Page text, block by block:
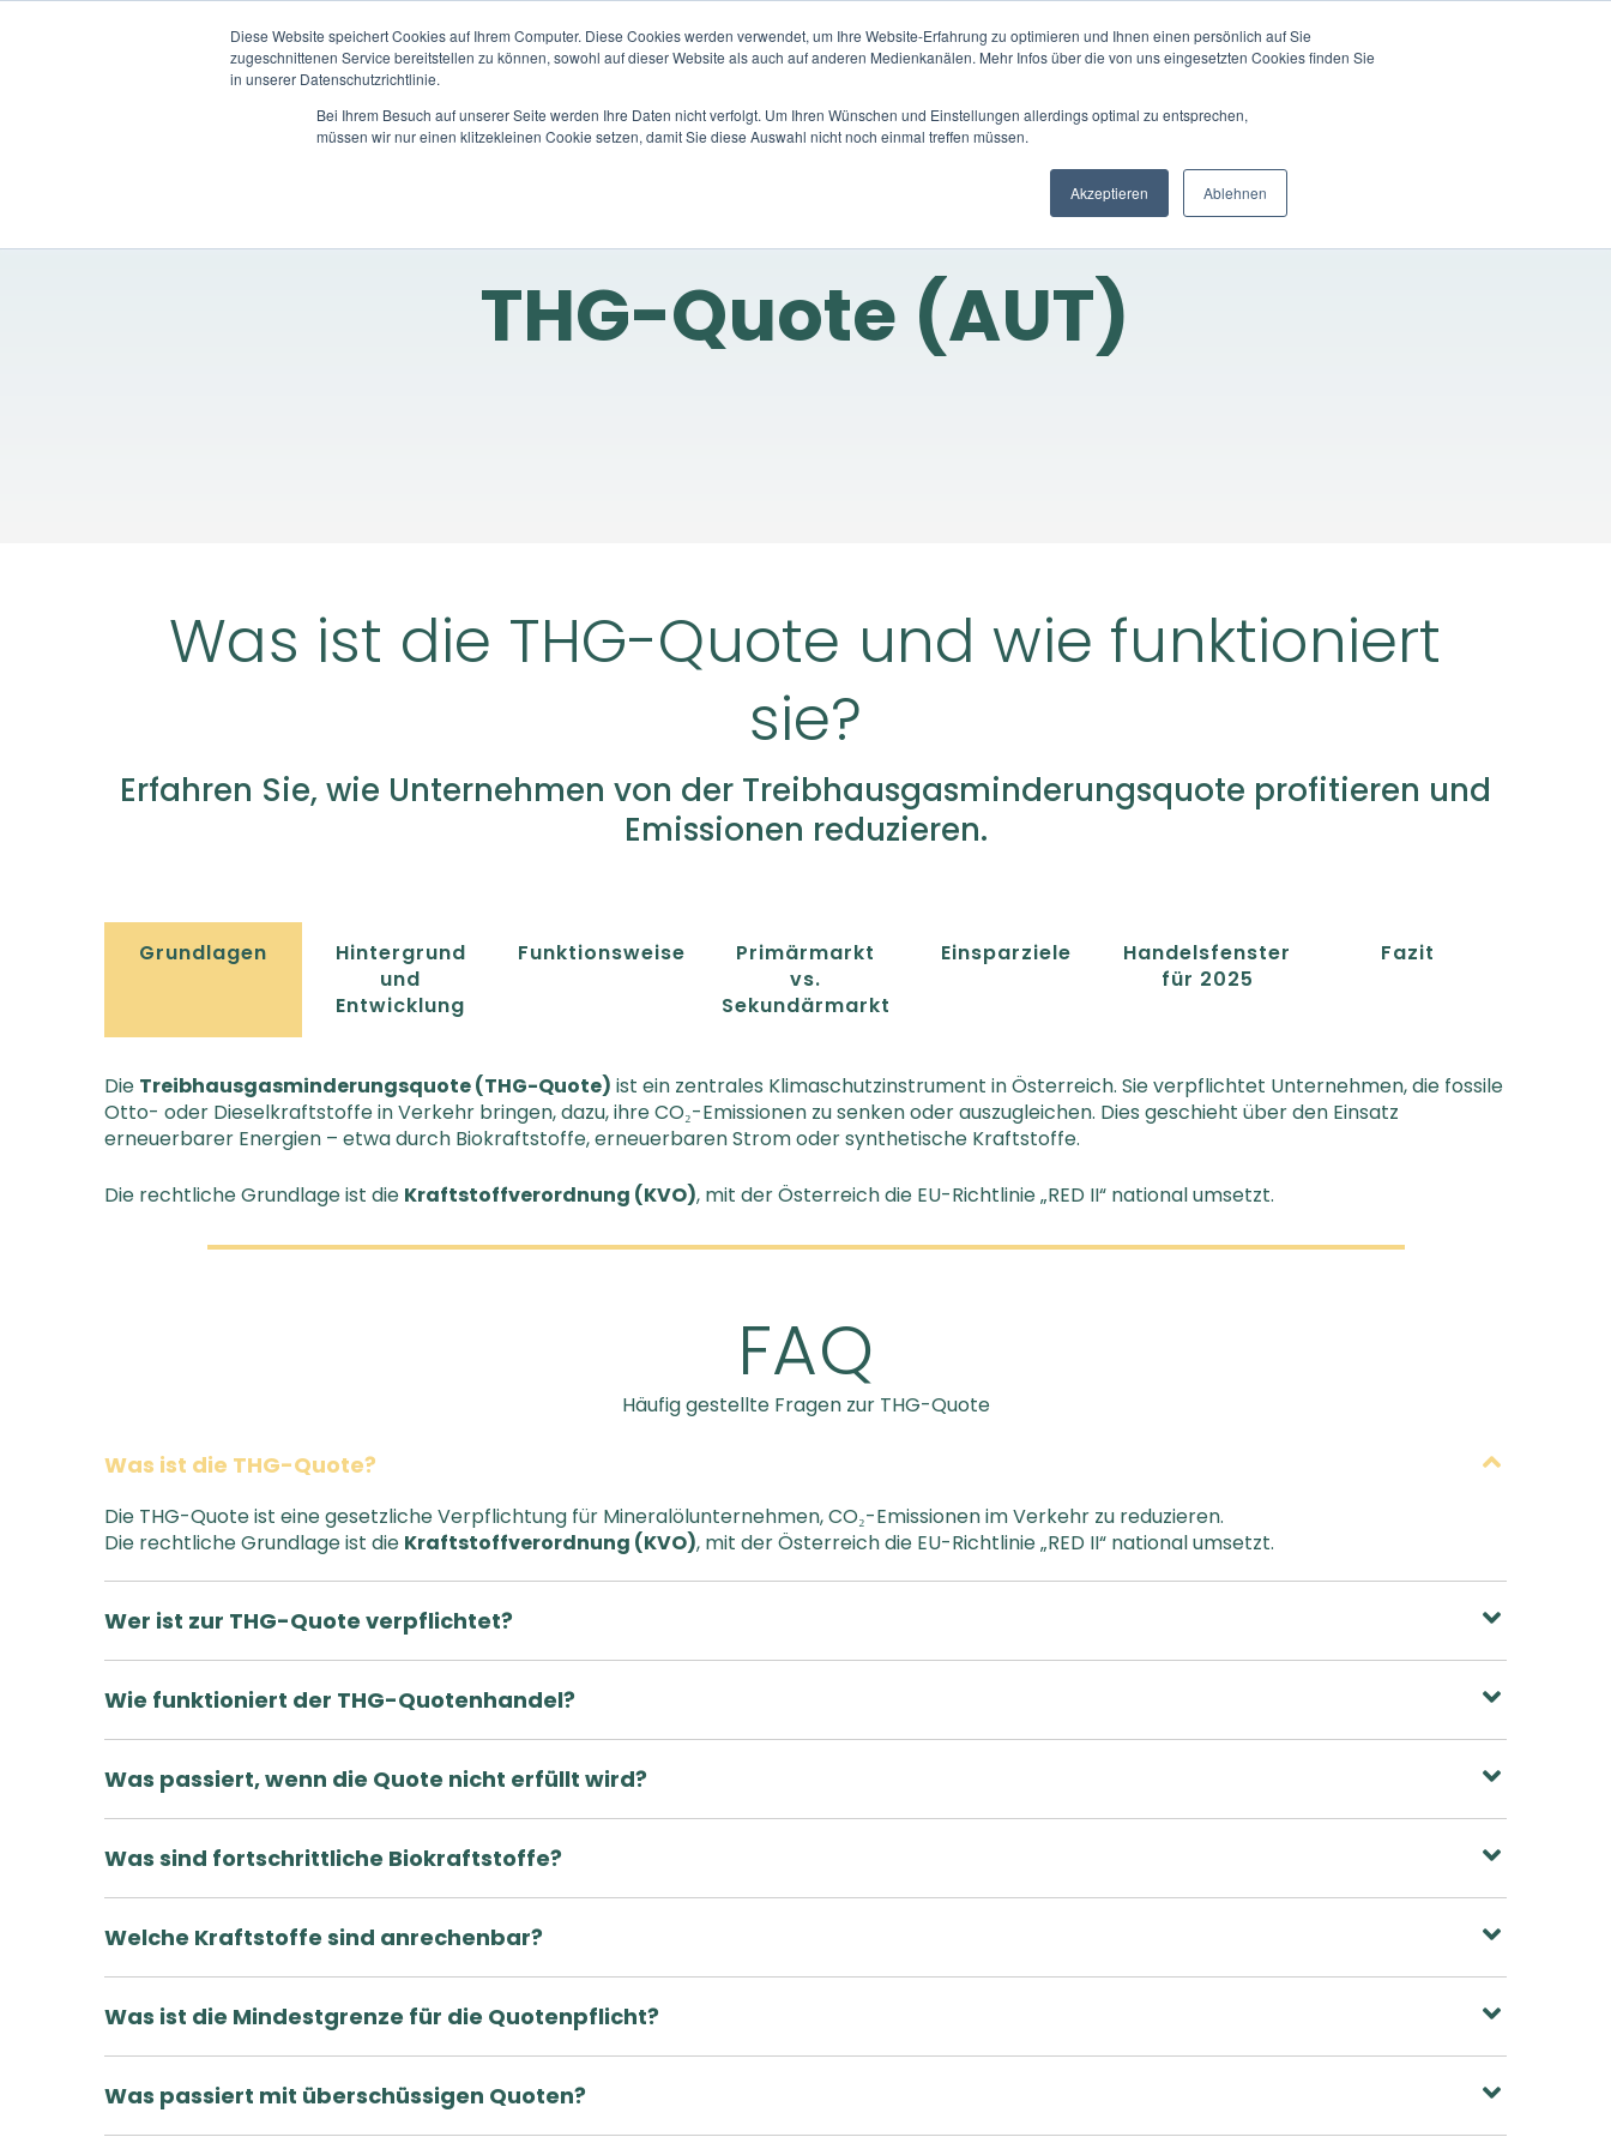
Diese Website speichert Cookies auf Ihrem Computer. Diese Cookies werden verwendet, um Ihre Website-Erfahrung zu optimieren und Ihnen einen persönlich auf Sie
zugeschnittenen Service bereitstellen zu können, sowohl auf dieser Website als auch auf anderen Medienkanälen. Mehr Infos über die von uns eingesetzten Cookies finden Sie
in unserer Datenschutzrichtlinie.
Bei Ihrem Besuch auf unserer Seite werden Ihre Daten nicht verfolgt. Um Ihren Wünschen und Einstellungen allerdings optimal zu entsprechen,
müssen wir nur einen klitzekleinen Cookie setzen, damit Sie diese Auswahl nicht noch einmal treffen müssen.
Akzeptieren Ablehnen
Handelsplattform Handelsprodukte Unternehmen Registrierung
THG-Quote (AUT)
Was ist die THG-Quote und wie funktioniert
sie?
Erfahren Sie, wie Unternehmen von der Treibhausgasminderungsquote profitieren und
Emissionen reduzieren.
Grundlagen
Hintergrund
und
Entwicklung
Funktionsweise
Primärmarkt
vs.
Sekundärmarkt
Einsparziele
Handelsfenster
für 2025
Fazit
Die Treibhausgasminderungsquote (THG-Quote) ist ein zentrales Klimaschutzinstrument in Österreich. Sie verpflichtet Unternehmen, die fossile
Otto- oder Dieselkraftstoffe in Verkehr bringen, dazu, ihre CO₂-Emissionen zu senken oder auszugleichen. Dies geschieht über den Einsatz
erneuerbarer Energien – etwa durch Biokraftstoffe, erneuerbaren Strom oder synthetische Kraftstoffe.
Die rechtliche Grundlage ist die Kraftstoffverordnung (KVO), mit der Österreich die EU-Richtlinie „RED II“ national umsetzt.
FAQ
Häufig gestellte Fragen zur THG-Quote
Was ist die THG-Quote?
Die THG-Quote ist eine gesetzliche Verpflichtung für Mineralölunternehmen, CO₂-Emissionen im Verkehr zu reduzieren.
Die rechtliche Grundlage ist die Kraftstoffverordnung (KVO), mit der Österreich die EU-Richtlinie „RED II“ national umsetzt.
Wer ist zur THG-Quote verpflichtet?
Wie funktioniert der THG-Quotenhandel?
Was passiert, wenn die Quote nicht erfüllt wird?
Was sind fortschrittliche Biokraftstoffe?
Welche Kraftstoffe sind anrechenbar?
Was ist die Mindestgrenze für die Quotenpflicht?
Was passiert mit überschüssigen Quoten?